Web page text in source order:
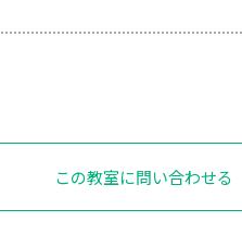
この教室に問い合わせる